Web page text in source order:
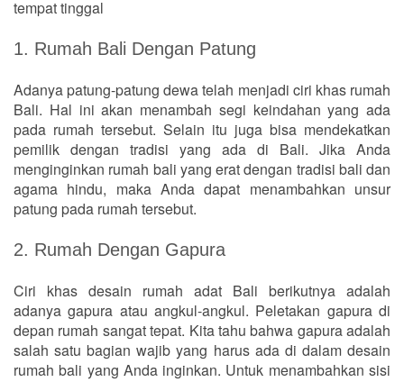
tempat tinggal
1. Rumah Bali Dengan Patung
Adanya patung-patung dewa telah menjadi ciri khas rumah
Bali. Hal ini akan menambah segi keindahan yang ada
pada rumah tersebut. Selain itu juga bisa mendekatkan
pemilik dengan tradisi yang ada di Bali. Jika Anda
menginginkan rumah bali yang erat dengan tradisi bali dan
agama hindu, maka Anda dapat menambahkan unsur
patung pada rumah tersebut.
2. Rumah Dengan Gapura
Ciri khas desain rumah adat Bali berikutnya adalah
adanya gapura atau angkul-angkul. Peletakan gapura di
depan rumah sangat tepat. Kita tahu bahwa gapura adalah
salah satu bagian wajib yang harus ada di dalam desain
rumah bali yang Anda inginkan. Untuk menambahkan sisi